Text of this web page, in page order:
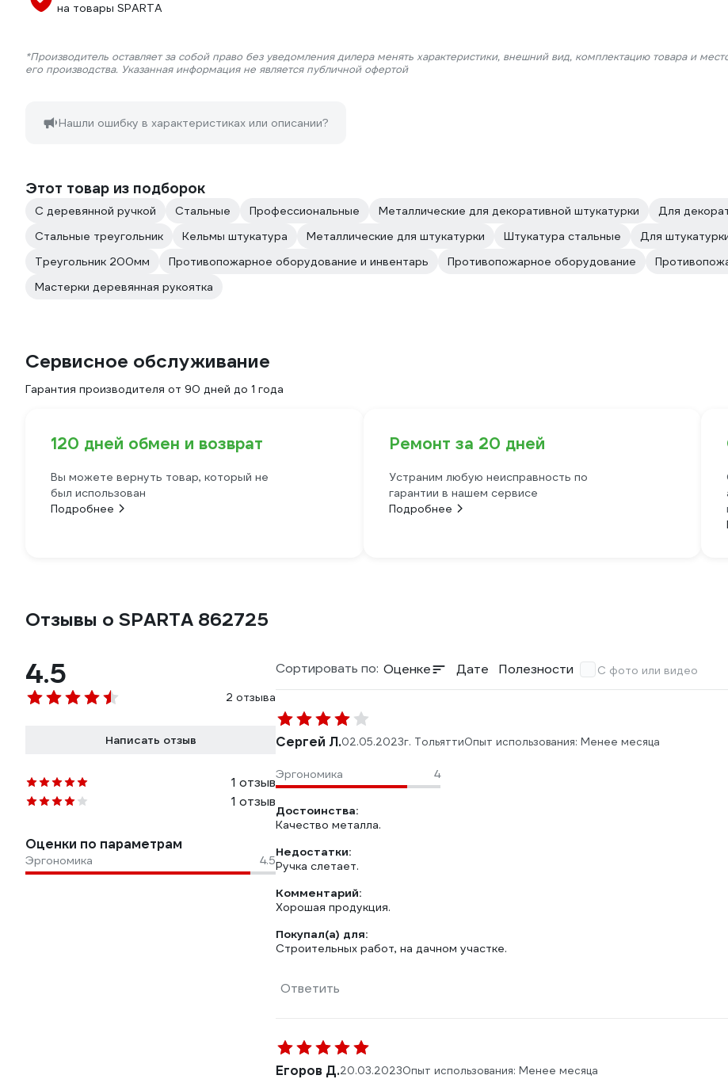
на товары SPARTA
*Производитель оставляет за собой право без уведомления дилера менять характеристики, внешний вид, комплектацию товара и
его производства. Указанная информация не является публичной офертой
Нашли ошибку в характеристиках или описании?
Этот товар из подборок
С деревянной ручкой Стальные Профессиональные Металлические для декоративной штукатурки Для
Стальные треугольник
Кельмы штукатура Металлические для штукатурки Штукатура стальные Для
Треугольник 200мм
Противопожарное оборудование и инвентарь Противопожарное оборудование
Мастерки деревянная рукоятка
Сервисное обслуживание
Гарантия производителя от 90 дней до 1 года
120 дней обмен и возврат
Вы можете вернуть товар, который не
был использован
Подробнее
Ремонт за 20 дней
Устраним любую неисправность по
гарантии в нашем сервисе
Подробнее
Отзывы о SPARTA 862725
4.5
2 отзыва
Написать отзыв
1 отзыв
1 отзыв
Оценки по параметрам
Эргономика 4.5
Сортировать по: Оценке Дате Полезности С фото или видео
Сергей Л.02.05.2023г. ТольяттиОпыт использования: Менее месяца
Эргономика 4
Достоинства:
Качество металла.
Недостатки:
Ручка слетает.
Комментарий:
Хорошая продукция.
Покупал(а) для:
Строительных работ, на дачном участке.
Ответить
Егоров Д.20.03.2023Опыт использования: Менее месяца